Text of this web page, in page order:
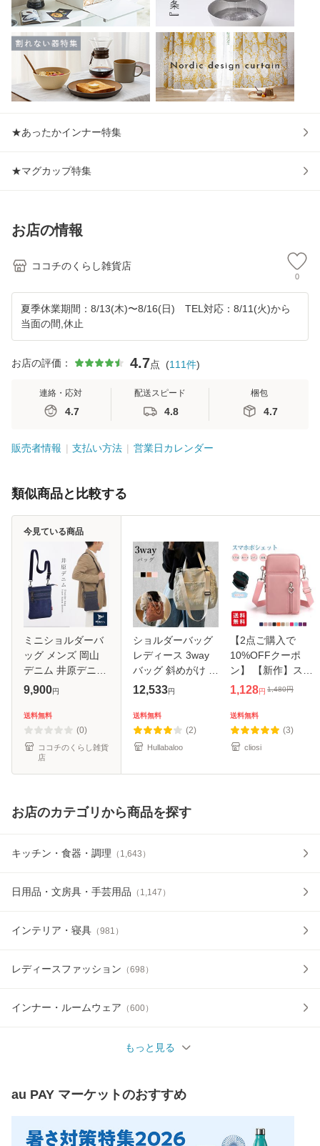
★あったかインナー特集
★マグカップ特集
お店の情報
ココチのくらし雑貨店
0
夏季休業期間：8/13(木)〜8/16(日) TEL対応：8/11(火)から
当面の間,休止
お店の評価： 4.7点 (111件)
連絡・応対
4.7
配送スピード
4.8
梱包
4.7
販売者情報 支払い方法 営業日カレンダー
類似商品と比較する
ミニショルダーバ
ッグ メンズ 岡山
デニム 井原デニム
縦型 ショルダーバ
バッグ おしゃれ 日
本製 ギフト プレゼ
ント
9,900円
送料無料
(0)
ココチのくらし雑貨
店
今見ている商品
ショルダーバッグ
レディース 3way
バッグ 斜めがけ 肩
掛け リュック
斜めがけ 大人 ナイ
ロン 大容量 A4 大
きめ 2way シ
12,533円
送料無料
(2)
Hullabaloo
【2点ご購入で
10%OFFクーポ
ン】 【新作】スマ
ホケース 財布 スマ
ルダー 縦型 ポシェ
ット 軽量 レディー
ス メンズ ナイ
1,128円 1,480円
送料無料
(3)
cliosi
お店のカテゴリから商品を探す
キッチン・食器・調理 （ 1,643 ）
日用品・文房具・手芸用品 （ 1,147 ）
インテリア・寝具 （981 ）
レディースファッション （698 ）
インナー・ルームウェア （600）
もっと見る
au PAY マーケットのおすすめ